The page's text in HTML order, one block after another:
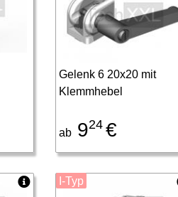
Gelenk 6 20x20 mit
Klemmhebel
ab 924 €
I-Typ